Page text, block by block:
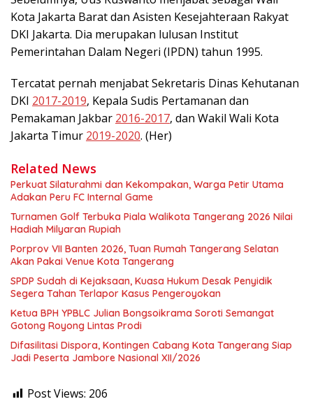
Kota Jakarta Barat dan Asisten Kesejahteraan Rakyat
DKI Jakarta. Dia merupakan lulusan Institut
Pemerintahan Dalam Negeri (IPDN) tahun 1995.
Tercatat pernah menjabat Sekretaris Dinas Kehutanan
DKI 2017-2019, Kepala Sudis Pertamanan dan
Pemakaman Jakbar 2016-2017, dan Wakil Wali Kota
Jakarta Timur 2019-2020. (Her)
Related News
Perkuat Silaturahmi dan Kekompakan, Warga Petir Utama
Adakan Peru FC Internal Game
Turnamen Golf Terbuka Piala Walikota Tangerang 2026 Nilai
Hadiah Milyaran Rupiah
Porprov VII Banten 2026, Tuan Rumah Tangerang Selatan
Akan Pakai Venue Kota Tangerang
SPDP Sudah di Kejaksaan, Kuasa Hukum Desak Penyidik
Segera Tahan Terlapor Kasus Pengeroyokan
Ketua BPH YPBLC Julian Bongsoikrama Soroti Semangat
Gotong Royong Lintas Prodi
Difasilitasi Dispora, Kontingen Cabang Kota Tangerang Siap
Jadi Peserta Jambore Nasional XII/2026
Post Views: 206